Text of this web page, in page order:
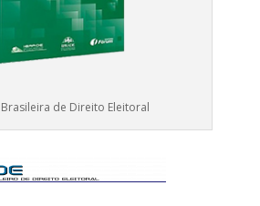
Brasileira de Direito Eleitoral